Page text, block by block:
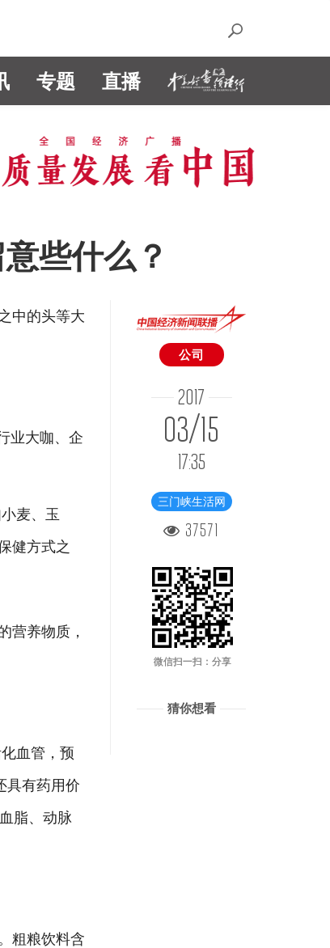
专题 直播
些什么？
中的头等大
业大咖、企
麦、玉
健方式之
营养物质，
血管，预
具有药用价
脂、动脉
粗粮饮料含
公司
2017
03/15
17:35
三门峡生活网
37571
微信扫一扫：分享
猜你想看